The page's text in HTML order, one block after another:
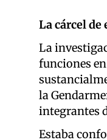
La cárcel de
La
funciones
la
integrantes
Estaba